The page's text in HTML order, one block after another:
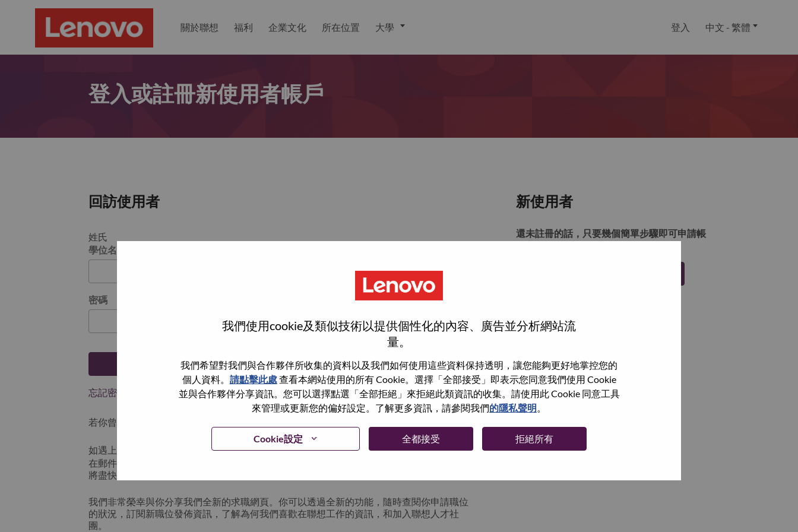
我們使用cookie及類似技術以提供個性化的內容、廣告並分析網站流
量。
我們希望對我們與合作夥伴所收集的資料以及我們如何使用這些資料保持透明，讓您能夠更好地掌控您的
個人資料。 請點擊此處查看本網站使用的所有 Cookie。選擇「全部接受」即表示您同意我們使用 Cookie
並與合作夥伴分享資訊。您可以選擇點選「全部拒絕」來拒絕此類資訊的收集。請使用此 Cookie 同意工具
來管理或更新您的偏好設定。了解更多資訊，請參閱我們的隱私聲明。
Cookie設定 全都接受 拒絕所有
關於聯想 福利 企業文化 所在位置 大學 登入 中文 - 繁體
登入或註冊新使用者帳戶
回訪使用者
姓氏
學位名稱
密碼
登入
忘記密碼了？
若你曾使用你的電子郵件申請我們的職位，你可以選擇”忘記密碼”重新設定你的登入資料
如遇上登入問題，或無法建立帳號。請連絡我們的人力資源部門hrsupport@lenovo.com請
在郵件的主題寫上 “Application login issue” 及在郵件中例明你遇到的問題和附上截圖。我們
將盡快與你聯絡。
我們非常榮幸與你分享我們全新的求職網頁。你可以透過全新的功能，隨時查閱你申請職位
的狀況，訂閱新職位發佈資訊，了解為何我們喜歡在聯想工作的資訊，和加入聯想人才社
團。
新使用者
還未註冊的話，只要幾個簡單步驟即可申請帳